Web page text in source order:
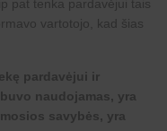
pat tenka pardavėjui tais
vartotojo, kad šias
pardavėjui ir
naudojamas, yra
savybės, yra